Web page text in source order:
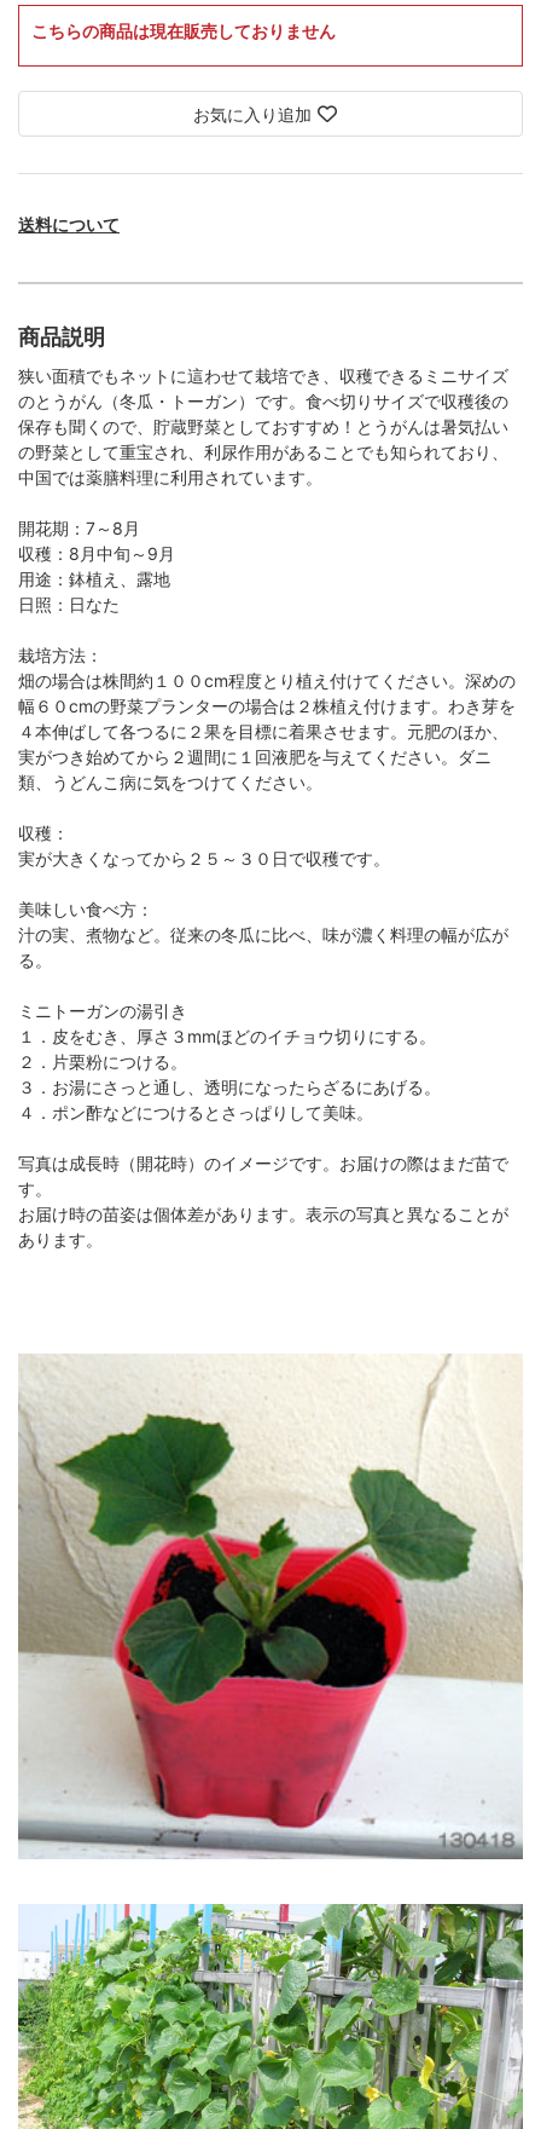
こちらの商品は現在販売しておりません
お気に入り追加
送料について
商品説明
狭い面積でもネットに這わせて栽培でき、収穫できるミニサイズ
のとうがん（冬瓜・トーガン）です。食べ切りサイズで収穫後の
保存も聞くので、貯蔵野菜としておすすめ！とうがんは暑気払い
の野菜として重宝され、利尿作用があることでも知られており、
中国では薬膳料理に利用されています。
開花期：7～8月
収穫：8月中旬～9月
用途：鉢植え、露地
日照：日なた
栽培方法：
畑の場合は株間約１００cm程度とり植え付けてください。深めの
幅６０cmの野菜プランターの場合は２株植え付けます。わき芽を
４本伸ばして各つるに２果を目標に着果させます。元肥のほか、
実がつき始めてから２週間に１回液肥を与えてください。ダニ
類、うどんこ病に気をつけてください。
収穫：
実が大きくなってから２５～３０日で収穫です。
美味しい食べ方：
汁の実、煮物など。従来の冬瓜に比べ、味が濃く料理の幅が広が
る。
ミニトーガンの湯引き
１．皮をむき、厚さ３mmほどのイチョウ切りにする。
２．片栗粉につける。
３．お湯にさっと通し、透明になったらざるにあげる。
４．ポン酢などにつけるとさっぱりして美味。
写真は成長時（開花時）のイメージです。お届けの際はまだ苗で
す。
お届け時の苗姿は個体差があります。表示の写真と異なることが
あります。